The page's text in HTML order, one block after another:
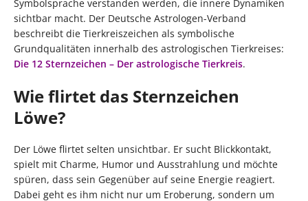
Symbolsprache verstanden werden, die innere Dynamiken
sichtbar macht. Der Deutsche Astrologen-Verband
beschreibt die Tierkreiszeichen als symbolische
Grundqualitäten innerhalb des astrologischen Tierkreises:
Die 12 Sternzeichen – Der astrologische Tierkreis.
Wie flirtet das Sternzeichen
Löwe?
Der Löwe flirtet selten unsichtbar. Er sucht Blickkontakt,
spielt mit Charme, Humor und Ausstrahlung und möchte
spüren, dass sein Gegenüber auf seine Energie reagiert.
Dabei geht es ihm nicht nur um Eroberung, sondern um